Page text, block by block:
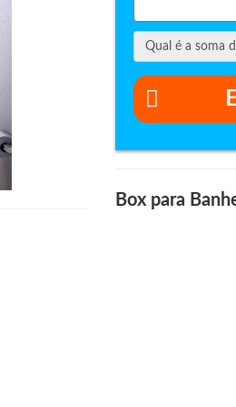
Qual é a soma
Box para